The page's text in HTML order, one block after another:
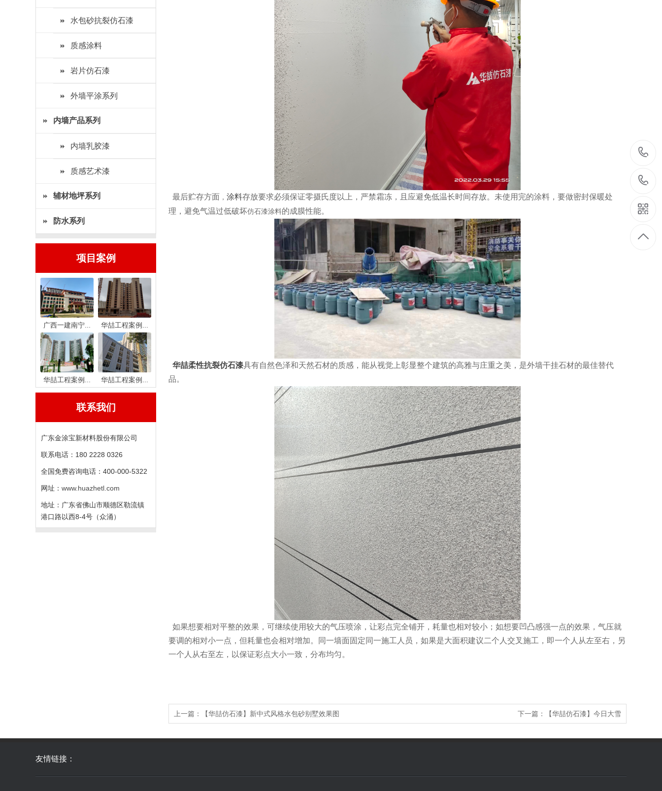
水包砂抗裂仿石漆
质感涂料
岩片仿石漆
外墙平涂系列
内墙产品系列
内墙乳胶漆
质感艺术漆
辅材地坪系列
防水系列
项目案例
广西一建南宁... 华喆工程案例...
华喆工程案例... 华喆工程案例...
联系我们
广东金涂宝新材料股份有限公司
联系电话：180 2228 0326
全国免费咨询电话：400-000-5322
网址： www.huazhetl.com
地址：广东省佛山市顺德区勒流镇
港口路以西8-4号（众涌）
最后贮存方面 ， 涂料存放要求必须保证零摄氏度以上，严禁霜冻，且应避免低温长时间存放。未使用完的涂料，要做密封保暖处
理，避免气温过低破坏仿石漆涂料的成膜性能。
华喆柔性抗裂仿石漆具有自然色泽和天然石材的质感，能从视觉上彰显整个建筑的高雅与庄重之美，是外墙干挂石材的最佳替代
品。
如果想要相对平整的效果，可继续使用较大的气压喷涂，让彩点完全铺开，耗量也相对较小；如想要凹凸感强一点的效果，气压就
要调的相对小一点，但耗量也会相对增加。同一墙面固定同一施工人员，如果是大面积建议二个人交叉施工，即一个人从左至右，另
一个人从右至左，以保证彩点大小一致，分布均匀。
上一篇： 【华喆仿石漆】新中式风格水包砂别墅效果图 下一篇： 【华喆仿石漆】今日大雪
友情链接：